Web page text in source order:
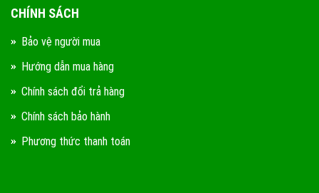
CHÍNH SÁCH
Bảo vệ người mua
Hướng dẫn mua hàng
Chính sách đổi trả hàng
Chính sách bảo hành
Phương thức thanh toán